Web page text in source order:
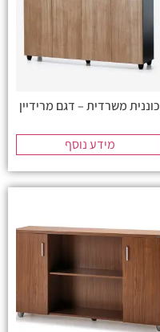
כוננית משרדית – דגם מרידיין
מידע נוסף